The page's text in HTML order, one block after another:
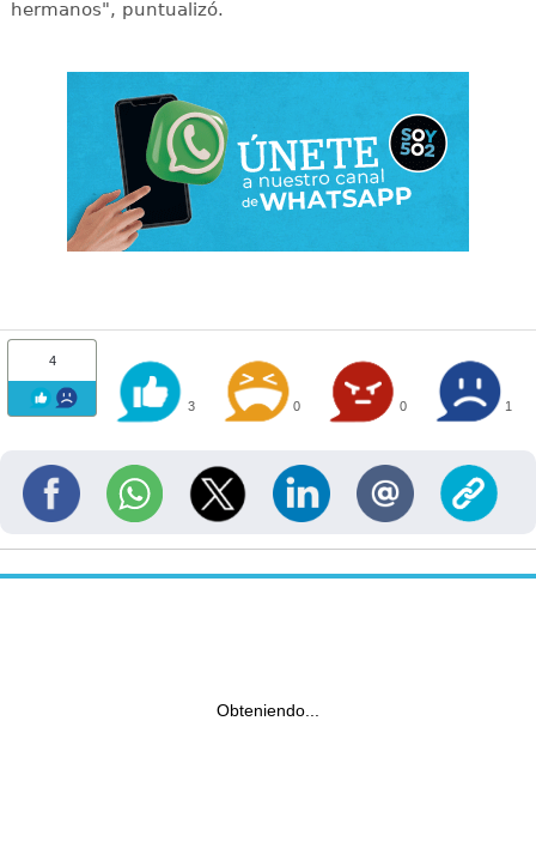
hermanos", puntualizó.
4
3 0 0 1
Obteniendo...